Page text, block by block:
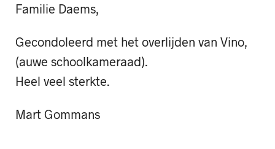
Familie Daems,
Gecondoleerd met het overlijden van Vino,
(auwe schoolkameraad).
Heel veel sterkte.
Mart Gommans